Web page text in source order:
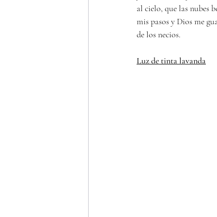
al cielo, que las nubes
mis pasos y Dios me
de los necios.
Luz de tinta lavanda